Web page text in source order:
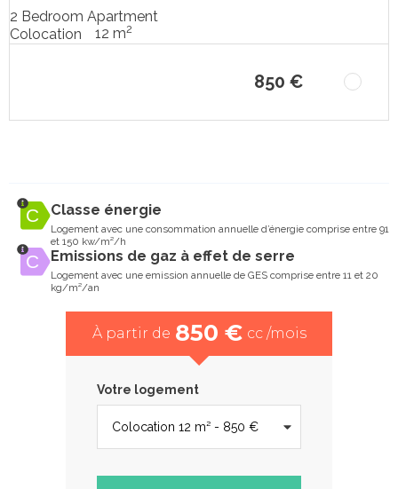
2 Bedroom Apartment
Colocation
12 m2
850 €
Classe énergie
Logement avec une consommation annuelle d’énergie comprise entre 91
et 150 kw/m²/h
Emissions de gaz à effet de serre
Logement avec une emission annuelle de GES comprise entre 11 et 20
kg/m²/an
À partir de 850 € cc /mois
Votre logement